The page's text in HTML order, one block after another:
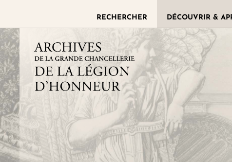
Archives de la grande
RECHERCHER DÉCOUVRIR &